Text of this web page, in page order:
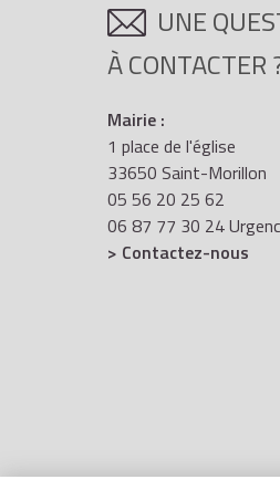
UNE
À CONTACTER
Mairie :
1 place de l'église
33650 Saint-Morillon
05 56 20 25 62
06 87 77 30 24
> Contactez-nous